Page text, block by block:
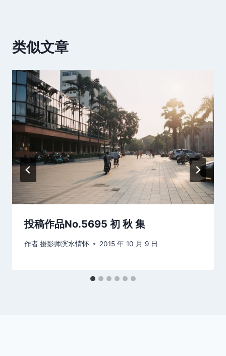
类似文章
投稿作品No.5695 初 秋 集
作者摄影师滨水情怀 2015 年 10 月 9 日